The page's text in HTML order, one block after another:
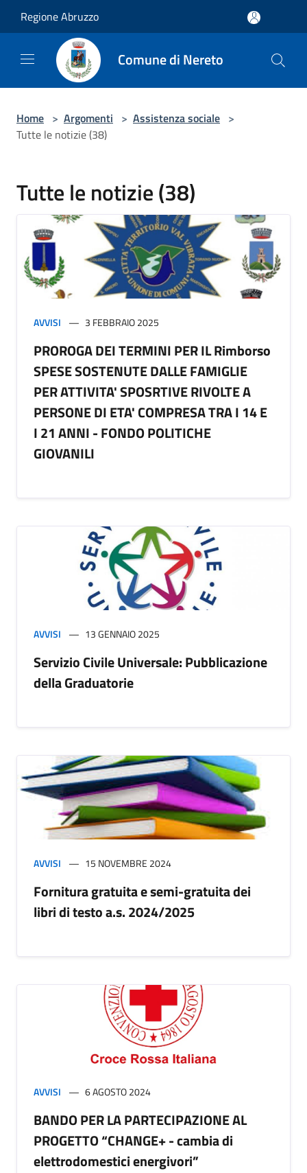
Regione Abruzzo
Comune di Nereto
Home > Argomenti > Assistenza sociale >
Tutte le notizie (38)
Tutte le notizie (38)
AVVISI 3 FEBBRAIO 2025
PROROGA DEI TERMINI PER IL Rimborso
SPESE SOSTENUTE DALLE FAMIGLIE
PER ATTIVITA' SPOSRTIVE RIVOLTE A
PERSONE DI ETA' COMPRESA TRA I 14 E
I 21 ANNI - FONDO POLITICHE
GIOVANILI
AVVISI 13 GENNAIO 2025
Servizio Civile Universale: Pubblicazione
della Graduatorie
AVVISI 15 NOVEMBRE 2024
Fornitura gratuita e semi-gratuita dei
libri di testo a.s. 2024/2025
AVVISI 6 AGOSTO 2024
BANDO PER LA PARTECIPAZIONE AL
PROGETTO “CHANGE+ - cambia di
elettrodomestici energivori”